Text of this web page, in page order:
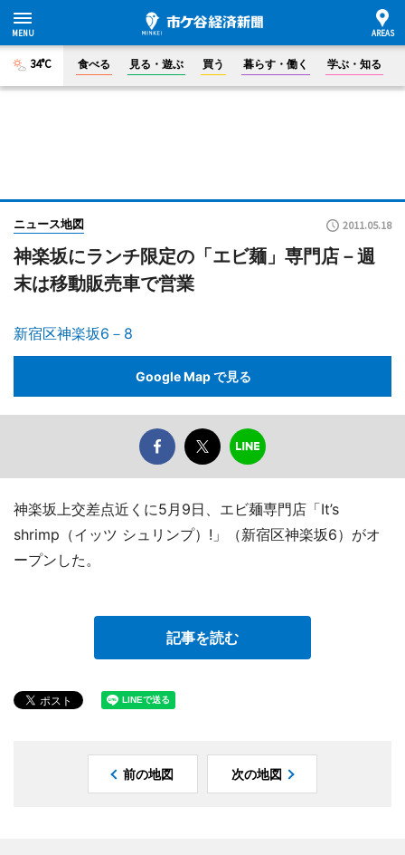
34°C 食べる 見る・遊ぶ 買う 暮らす・働く 学ぶ・知る
ニュース地図 2011.05.18
神楽坂にランチ限定の「エビ麺」専門店－週
末は移動販売車で営業
新宿区神楽坂6－8
Google Map で見る
神楽坂上交差点近くに5月9日、エビ麺専門店「It’s
shrimp（イッツ シュリンプ）!」（新宿区神楽坂6）がオ
ープンした。
記事を読む
前の地図 次の地図